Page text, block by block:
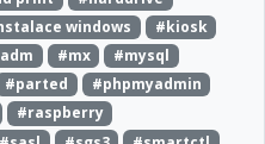
windows
#kiosk
#mx
#mysql
#parted
#phpmyadmin
#raspberry